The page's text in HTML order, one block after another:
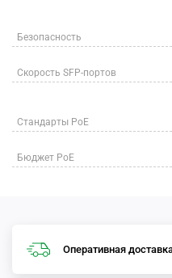
Безопасность
Скорость SFP-портов
Стандарты PoE
Бюджет PoE
Оперативная